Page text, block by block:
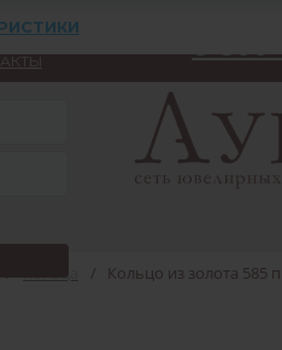
/ Кольца / Кольцо из золота 585